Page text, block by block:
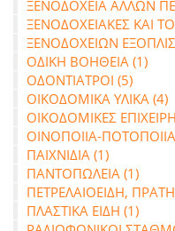
ΞΕΝΟΔΟΧΕΙΑ ΑΛΛΩΝ
ΞΕΝΟΔΟΧΕΙΑΚΕΣ ΚΑΙ
ΞΕΝΟΔΟΧΕΙΩΝ
ΟΔΙΚΗ ΒΟΗΘΕΙΑ (1)
ΟΔΟΝΤΙΑΤΡΟΙ (5)
ΟΙΚΟΔΟΜΙΚΑ ΥΛΙΚΑ (4)
ΟΙΚΟΔΟΜΙΚΕΣ
ΟΙΝΟΠΟΙΙΑ-
ΠΑΙΧΝΙΔΙΑ (1)
ΠΑΝΤΟΠΩΛΕΙΑ (1)
ΠΕΤΡΕΛΑΙΟΕΙΔΗ,
ΠΛΑΣΤΙΚΑ ΕΙΔΗ (1)